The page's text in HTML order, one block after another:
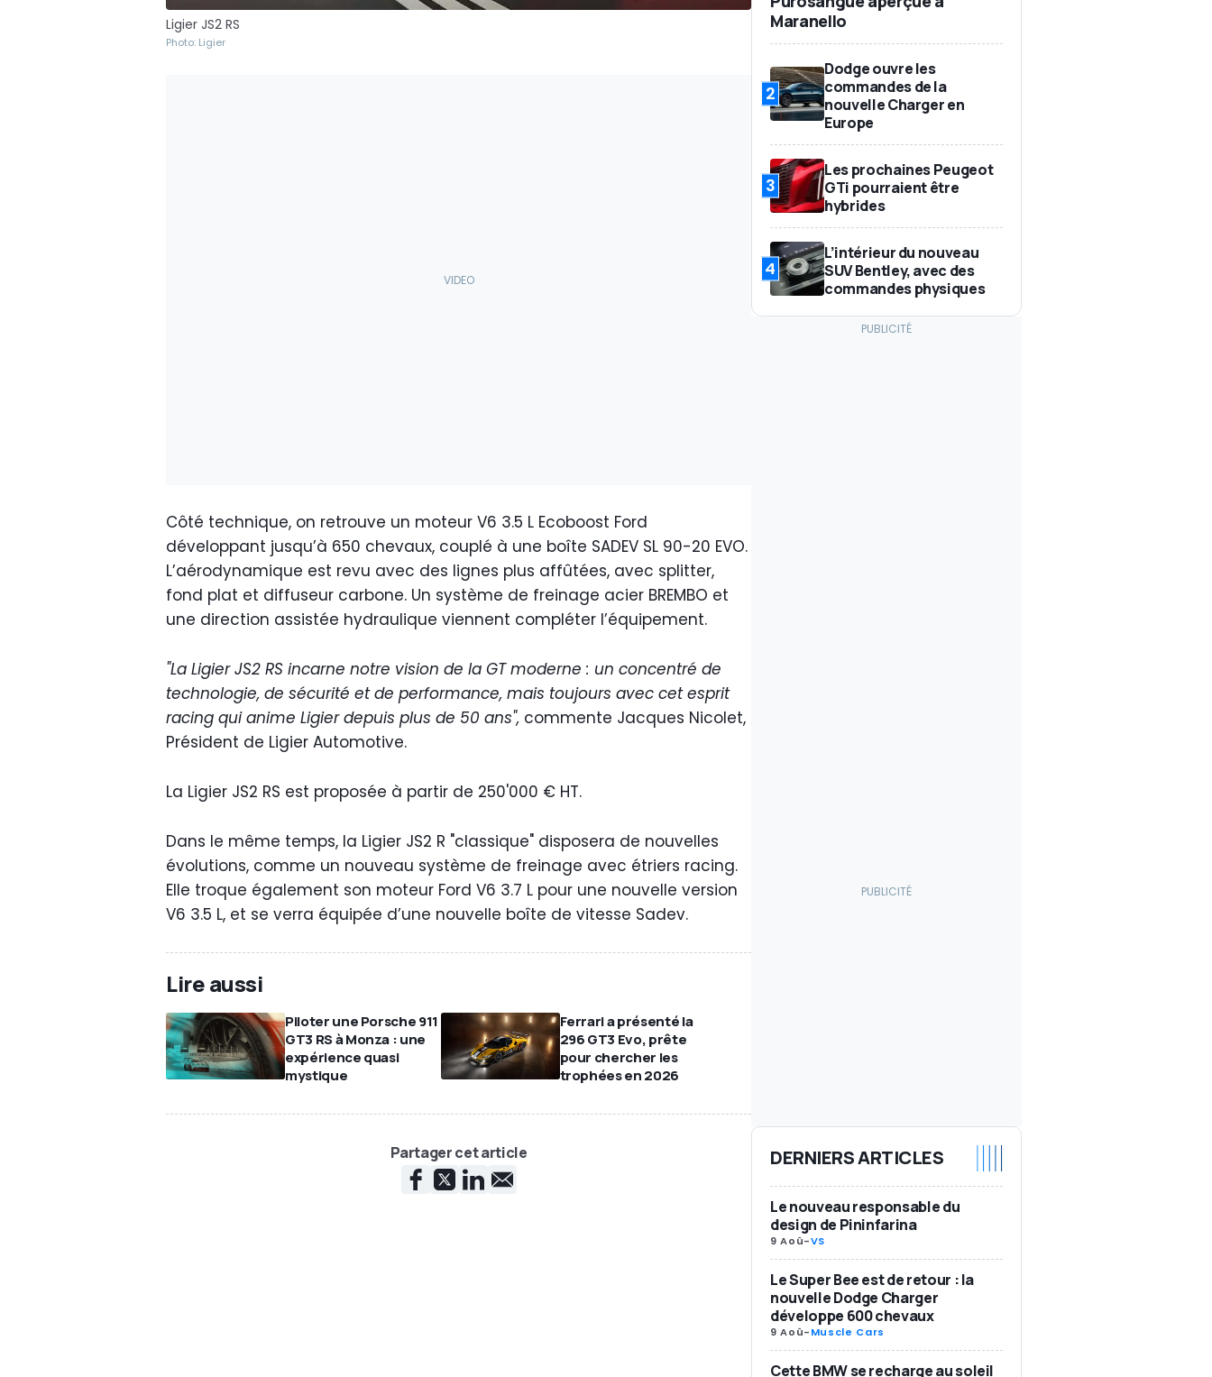
Ligier JS2 RS
Photo: Ligier
Côté technique, on retrouve un moteur V6 3.5 L Ecoboost Ford
développant jusqu’à 650 chevaux, couplé à une boîte SADEV SL 90-20 EVO.
L’aérodynamique est revu avec des lignes plus affûtées, avec splitter,
fond plat et diffuseur carbone. Un système de freinage acier BREMBO et
une direction assistée hydraulique viennent compléter l’équipement.
"La Ligier JS2 RS incarne notre vision de la GT moderne : un concentré de
technologie, de sécurité et de performance, mais toujours avec cet esprit
racing qui anime Ligier depuis plus de 50 ans", commente Jacques Nicolet,
Président de Ligier Automotive.
La Ligier JS2 RS est proposée à partir de 250'000 € HT.
Dans le même temps, la Ligier JS2 R "classique" disposera de nouvelles
évolutions, comme un nouveau système de freinage avec étriers racing.
Elle troque également son moteur Ford V6 3.7 L pour une nouvelle version
V6 3.5 L, et se verra équipée d’une nouvelle boîte de vitesse Sadev.
Lire aussi
Piloter une Porsche 911
GT3 RS à Monza : une
expérience quasi
mystique
Ferrari a présenté la
296 GT3 Evo, prête
pour chercher les
trophées en 2026
Partager cet article
Maranello
2
Dodge ouvre les
commandes de la
nouvelle Charger en
Europe
3
Les prochaines Peugeot
GTi pourraient être
hybrides
4
L’intérieur du nouveau
SUV Bentley, avec des
commandes physiques
DERNIERS ARTICLES
Le nouveau responsable du
design de Pininfarina
9 Aoû-VS
Le Super Bee est de retour : la
nouvelle Dodge Charger
développe 600 chevaux
9 Aoû-Muscle Cars
Cette BMW se recharge au soleil